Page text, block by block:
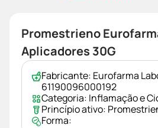
Promestrieno
Aplicadores 30G
Fabricante: Eurofarma
61190096000192
Categoria: Inflamação e
Princípio ativo:
Forma: